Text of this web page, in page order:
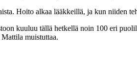
Hoito alkaa lääkkeillä, ja kun niiden
kuuluu tällä hetkellä noin 100 eri
muistuttaa.